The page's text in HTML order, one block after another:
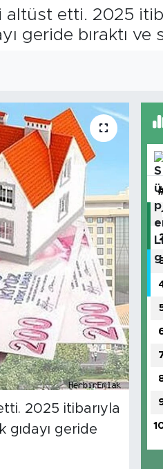
etti. 2025
geride bıraktı ve
2025 itibarıyla
gıdayı geride
1